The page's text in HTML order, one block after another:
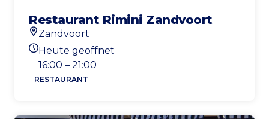
Restaurant Rimini Zandvoort
Standort
Zandvoort
Heutigen Öffnungszeiten
Heute geöffnet
16:00 – 21:00
RESTAURANT